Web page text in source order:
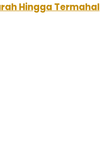
Hingga Termahal